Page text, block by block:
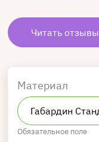
Читать отзывы
Материал
Обязательное поле